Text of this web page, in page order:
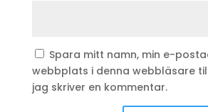
Spara mitt namn, min e-
webbplats i denna webbläsare
jag skriver en kommentar.